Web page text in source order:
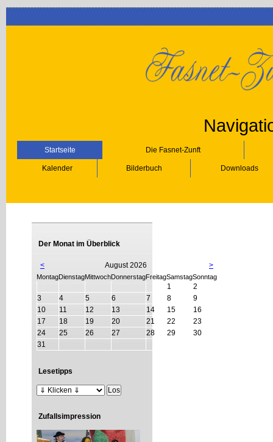
Startseite Die Fasnet-Zunft
Kalender Bilderbuch Downloads
Der Monat im Überblick
< August 2026 >
MontagDienstagMittwochDonnerstagFreitagSamstagSonntag
1
2
3
4 5 6 7 8
9
10
11 12 13 14 15
16
17
18 19 20 21 22
23
24
25 26 27 28 29
30
31
Lesetipps
Zufallsimpression